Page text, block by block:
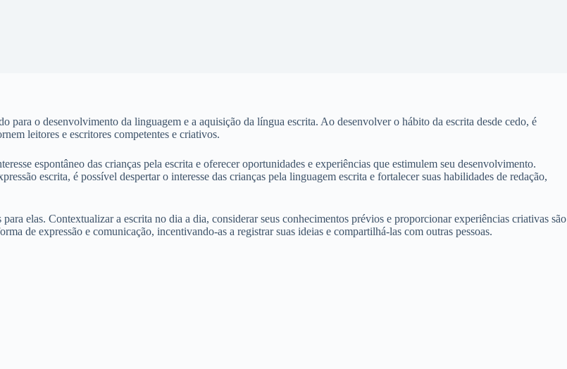
para o desenvolvimento da linguagem e a aquisição da língua escrita. Ao desenvolver o hábito da escrita desde cedo, é
leitores e escritores competentes e criativos.
espontâneo das crianças pela escrita e oferecer oportunidades e experiências que estimulem seu desenvolvimento.
escrita, é possível despertar o interesse das crianças pela linguagem escrita e fortalecer suas habilidades de redação,
elas. Contextualizar a escrita no dia a dia, considerar seus conhecimentos prévios e proporcionar experiências criativas são
de expressão e comunicação, incentivando-as a registrar suas ideias e compartilhá-las com outras pessoas.